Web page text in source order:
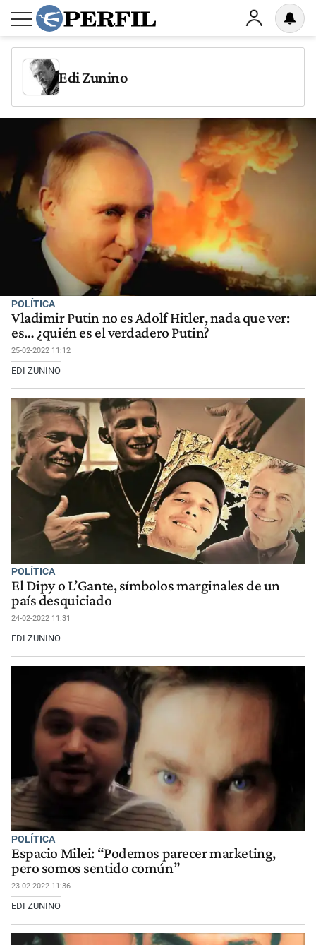
Edi Zunino
POLÍTICA
Vladimir Putin no es Adolf Hitler, nada que ver:
es… ¿quién es el verdadero Putin?
25-02-2022 11:12
EDI ZUNINO
POLÍTICA
El Dipy o L’Gante, símbolos marginales de un
país desquiciado
24-02-2022 11:31
EDI ZUNINO
POLÍTICA
Espacio Milei: “Podemos parecer marketing,
pero somos sentido común”
23-02-2022 11:36
EDI ZUNINO